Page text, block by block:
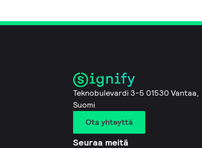
Teknobulevardi 3-5 01530 Vantaa,
Suomi
Ota yhteyttä
Seuraa meitä